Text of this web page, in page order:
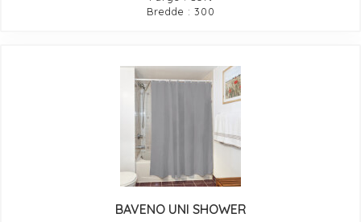
Bredde : 300
BAVENO UNI SHOWER